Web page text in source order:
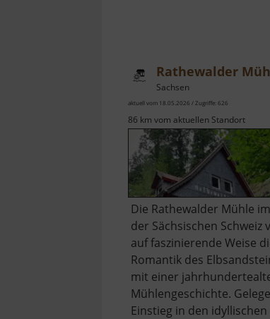
Rathewalder
Sachsen
aktuell vom 18.05.2026 / Zugriffe: 626
86 km vom aktuellen Standort
Die Rathewalder Mühle
der Sächsischen Schweiz
auf faszinierende Weise
Romantik des
mit einer
Mühlengeschichte.
Einstieg in den idyllischen